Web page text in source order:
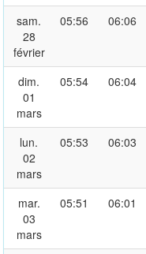
sam.
28
février
05:56 06:06
dim.
01
mars
05:54 06:04
lun.
02
mars
05:53 06:03
mar.
03
mars
05:51 06:01